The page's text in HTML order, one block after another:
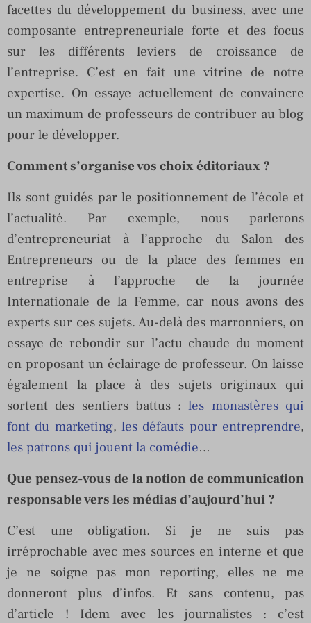
facettes du développement du business, avec une
composante entrepreneuriale forte et des focus
sur les différents leviers de croissance de
l’entreprise. C’est en fait une vitrine de notre
expertise. On essaye actuellement de convaincre
un maximum de professeurs de contribuer au blog
pour le développer.
Comment s’organise vos choix éditoriaux ?
Ils sont guidés par le positionnement de l’école et
l’actualité. Par exemple, nous parlerons
d’entrepreneuriat à l’approche du Salon des
Entrepreneurs ou de la place des femmes en
entreprise à l’approche de la journée
Internationale de la Femme, car nous avons des
experts sur ces sujets. Au-delà des marronniers, on
essaye de rebondir sur l’actu chaude du moment
en proposant un éclairage de professeur. On laisse
également la place à des sujets originaux qui
sortent des sentiers battus :les monastères qui
font du marketing,les défauts pour entreprendre,
les patrons qui jouent la comédie…
Que pensez-vous de la notion de communication
responsable vers les médias d’aujourd’hui ?
C’est une obligation. Si je ne suis pas
irréprochable avec mes sources en interne et que
je ne soigne pas mon reporting, elles ne me
donneront plus d’infos. Et sans contenu, pas
d’article ! Idem avec les journalistes : c’est